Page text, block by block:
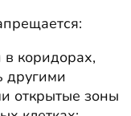
коридорах,
другими
открытые зоны